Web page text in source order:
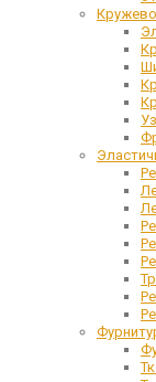
Кружево